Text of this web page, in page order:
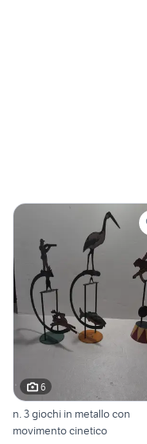
6
n. 3 giochi in metallo con
movimento cinetico